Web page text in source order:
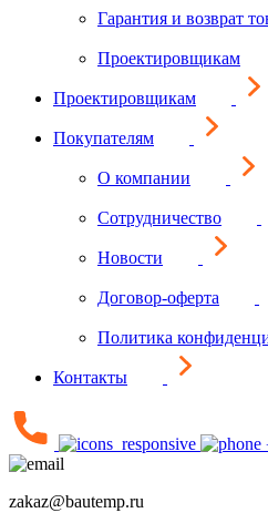
Гарантия и возврат
Проектировщикам
Проектировщикам
Покупателям
О компании
Сотрудничество
Новости
Договор-оферта
Политика
Контакты
zakaz@bautemp.ru